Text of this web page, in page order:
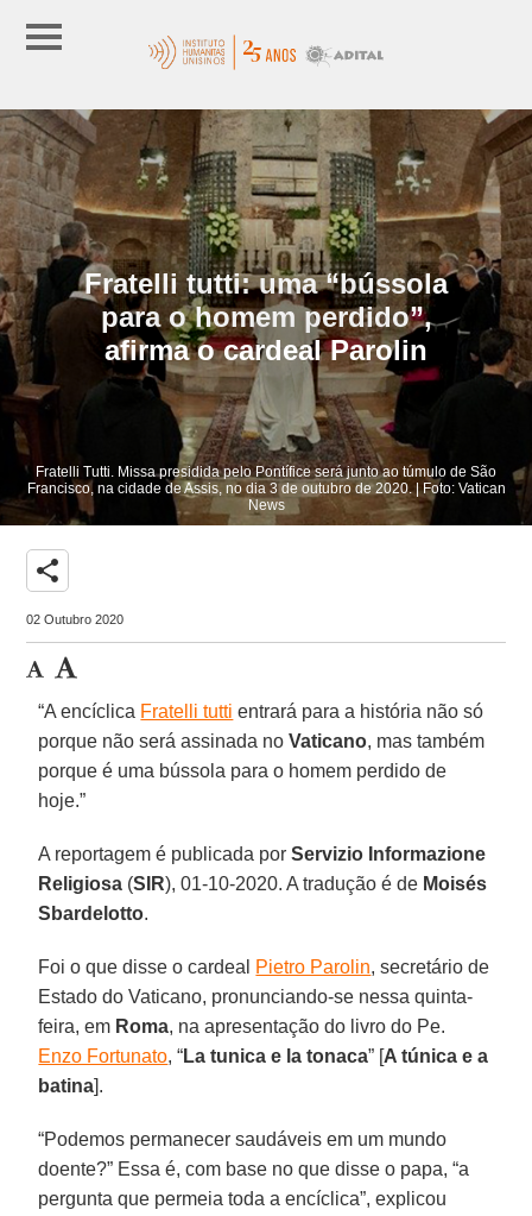
Fratelli tutti: uma “bússola
para o homem perdido”,
afirma o cardeal Parolin
Fratelli Tutti. Missa presidida pelo Pontífice será junto ao túmulo de São
Francisco, na cidade de Assis, no dia 3 de outubro de 2020. | Foto: Vatican
News
share
02 Outubro 2020
“A encíclica Fratelli tutti entrará para a história não só
porque não será assinada noVaticano, mas também
porque é uma bússola para o homem perdido de
hoje.”
A reportagem é publicada porServizio Informazione
Religiosa (SIR), 01-10-2020. A tradução é de Moisés
Sbardelotto.
Foi o que disse o cardeal Pietro Parolin, secretário de
Estado do Vaticano, pronunciando-se nessa quinta-
feira, em Roma, na apresentação do livro do Pe.
Enzo Fortunato, “La tunica e la tonaca” [A túnica e a
batina].
“Podemos permanecer saudáveis em um mundo
doente?” Essa é, com base no que disse o papa, “a
pergunta que permeia toda a encíclica”, explicou